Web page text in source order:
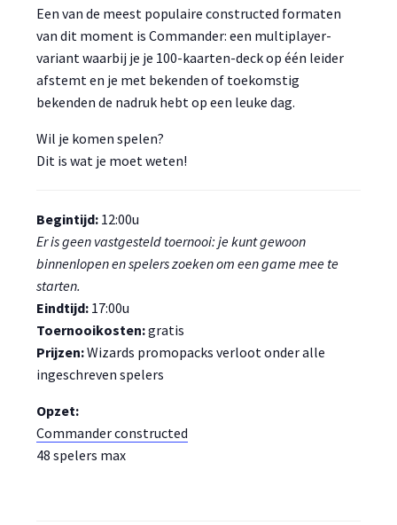
Een van de meest populaire constructed formaten
van dit moment is Commander: een multiplayer-
variant waarbij je je 100-kaarten-deck op één leider
afstemt en je met bekenden of toekomstig
bekenden de nadruk hebt op een leuke dag.
Wil je komen spelen?
Dit is wat je moet weten!
Begintijd: 12:00u
Er is geen vastgesteld toernooi: je kunt gewoon
binnenlopen en spelers zoeken om een game mee te
starten.
Eindtijd: 17:00u
Toernooikosten:gratis
Prijzen:Wizards promopacks verloot onder alle
ingeschreven spelers
Opzet:
Commander constructed
48 spelers max